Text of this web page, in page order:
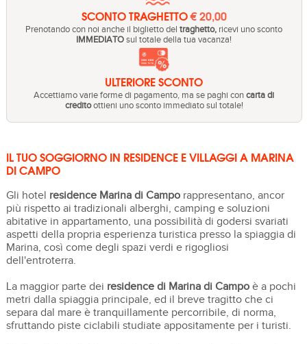
SCONTO TRAGHETTO€ 20,00
Prenotando con noi anche il biglietto deltraghetto, ricevi uno sconto
IMMEDIATOsul totale della tua vacanza!
ULTERIORE SCONTO
Accettiamo varie forme di pagamento, ma se paghi concarta di
creditoottieni uno sconto immediato sul totale!
IL TUO SOGGIORNO IN RESIDENCE E VILLAGGI A MARINA
DI CAMPO
Gli hotel residence Marina di Camporappresentano, ancor
più rispetto ai tradizionali alberghi, camping e soluzioni
abitative in appartamento, una possibilità di godersi svariati
aspetti della propria esperienza turistica presso la spiaggia di
Marina, così come degli spazi verdi e rigogliosi
dell'entroterra.
La maggior parte dei residence di Marina di Campoè a pochi
metri dalla spiaggia principale, ed il breve tragitto che ci
separa dal mare è tranquillamente percorribile, di norma,
sfruttando piste ciclabili studiate appositamente per i turisti.